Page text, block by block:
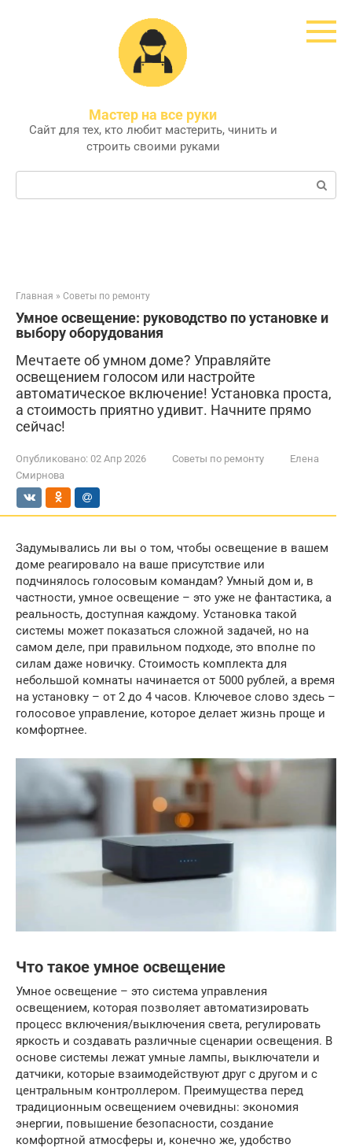
Мастер на все руки
Сайт для тех, кто любит мастерить, чинить и
строить своими руками
Поиск:
Главная » Советы по ремонту
Умное освещение: руководство по установке и
выбору оборудования
Мечтаете об умном доме? Управляйте
освещением голосом или настройте
автоматическое включение! Установка проста,
а стоимость приятно удивит. Начните прямо
сейчас!
Опубликовано: 02 Апр 2026 Советы по ремонту
Елена
Смирнова
Задумывались ли вы о том, чтобы освещение в вашем
доме реагировало на ваше присутствие или
подчинялось голосовым командам? Умный дом и, в
частности, умное освещение – это уже не фантастика, а
реальность, доступная каждому. Установка такой
системы может показаться сложной задачей, но на
самом деле, при правильном подходе, это вполне по
силам даже новичку. Стоимость комплекта для
небольшой комнаты начинается от 5000 рублей, а время
на установку – от 2 до 4 часов. Ключевое слово здесь –
голосовое управление, которое делает жизнь проще и
комфортнее.
Что такое умное освещение
Умное освещение – это система управления
освещением, которая позволяет автоматизировать
процесс включения/выключения света, регулировать
яркость и создавать различные сценарии освещения. В
основе системы лежат умные лампы, выключатели и
датчики, которые взаимодействуют друг с другом и с
центральным контроллером. Преимущества перед
традиционным освещением очевидны: экономия
энергии, повышение безопасности, создание
комфортной атмосферы и, конечно же, удобство